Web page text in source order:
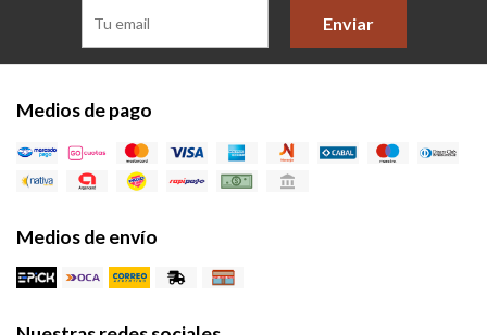
Enviar
Medios de pago
Medios de envío